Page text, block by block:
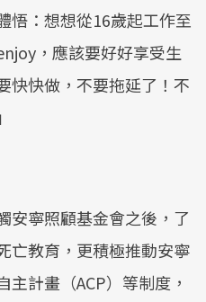
悟：想想從16歲起工作至
，應該要好好享受生
快快做，不要拖延了！不
安寧照顧基金會之後，了
亡教育，更積極推動安寧
計畫（ACP）等制度，